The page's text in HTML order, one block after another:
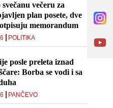
večeru za
plan posete, dve
memorandum
POLITIKA
posle preleta iznad
Borba se vodi i sa
PANČEVO